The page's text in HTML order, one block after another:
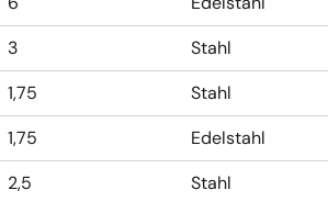
3 Stahl
1,75 Stahl
1,75 Edelstahl
2,5 Stahl